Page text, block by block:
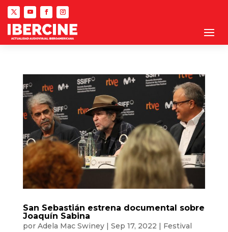
San Sebastián estrena documental sobre
Joaquín Sabina
por Adela Mac Swiney| Sep 17, 2022 | Festival